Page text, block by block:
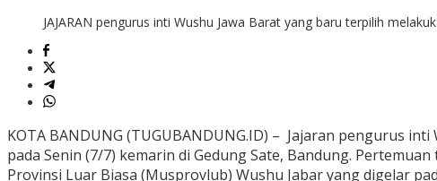
JAJARAN pengurus inti Wushu Jawa Barat yang baru terpilih
KOTA BANDUNG (TUGUBANDUNG.ID) – Jajaran pengurus
pada Senin (7/7) kemarin di Gedung Sate, Bandung.
Provinsi Luar Biasa (Musprovlub) Wushu Jabar yang digelar